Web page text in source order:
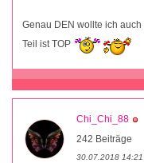
Genau DEN wollte ich
Teil ist TOP
Chi_Chi_88
242 Beiträge
30.07.2018 14:21